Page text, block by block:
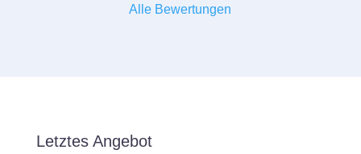
Alle Bewertungen
Letztes Angebot